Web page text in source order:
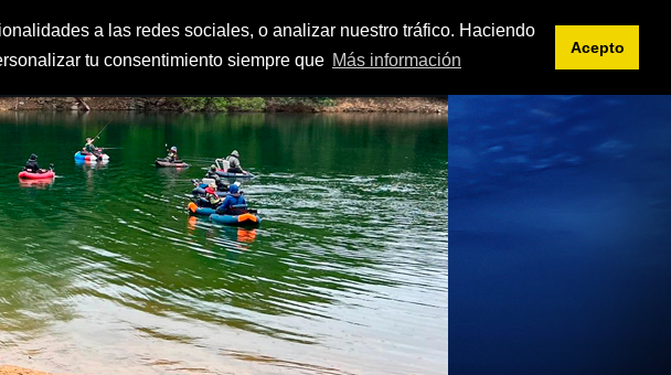
a las redes sociales, o analizar nuestro tráfico. Haciendo
tu consentimiento siempre que Más información
Acepto
AL MENOR CLASIFICACIONES DOCUMENTOS
ENLACES